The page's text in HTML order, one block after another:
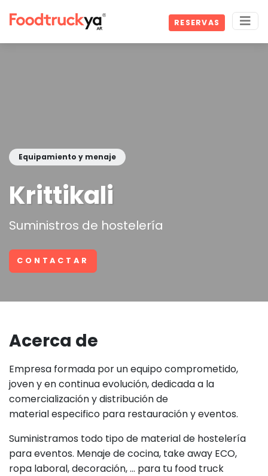
RESERVAS
Equipamiento y menaje
Krittikali
Suministros de hostelería
CONTACTAR
Acerca de
Empresa formada por un equipo comprometido,
joven y en continua evolución, dedicada a la
comercialización y distribución de
material especifico para restauración y eventos.
Suministramos todo tipo de material de hostelería
para eventos. Menaje de cocina, take away ECO,
ropa laboral, decoración, ... para tu food truck